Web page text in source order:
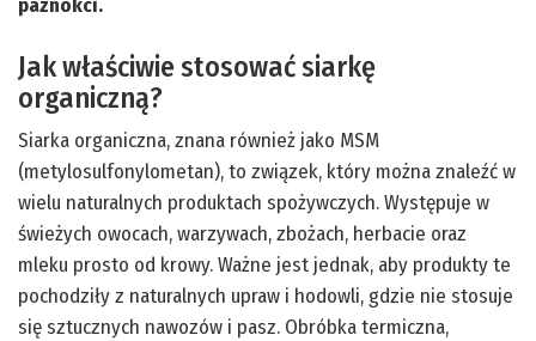
paznokci.
Jak właściwie stosować siarkę
organiczną?
Siarka organiczna, znana również jako MSM
(metylosulfonylometan), to związek, który można znaleźć w
wielu naturalnych produktach spożywczych. Występuje w
świeżych owocach, warzywach, zbożach, herbacie oraz
mleku prosto od krowy. Ważne jest jednak, aby produkty te
pochodziły z naturalnych upraw i hodowli, gdzie nie stosuje
się sztucznych nawozów i pasz. Obróbka termiczna,